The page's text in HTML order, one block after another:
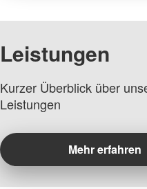
Leistungen
Kurzer Überblick über
Leistungen
Mehr erfahren